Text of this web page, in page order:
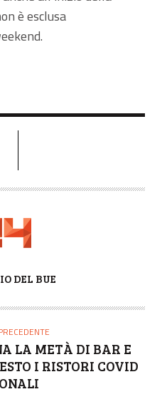
è esclusa
DEL BUE
LA METÀ DI BAR E
I RISTORI COVID